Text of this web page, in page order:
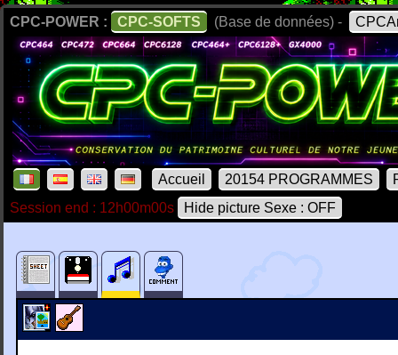
CPC-POWER : CPC-SOFTS (Base de données) -
Accueil 20154 PROGRAMMES
Session end : 12h00m00s
Hide picture Sexe : OFF